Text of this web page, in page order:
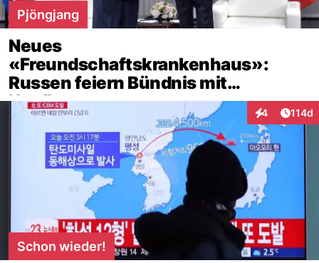
Pjöngjang
Neues
«Freundschaftskrankenhaus»:
Russen feiern Bündnis mit
Nordkorea
4
Interaktionen
114d
Schon wieder!